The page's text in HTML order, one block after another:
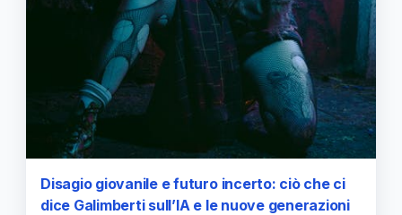
Disagio giovanile e futuro incerto: ciò che ci
dice Galimberti sull’IA e le nuove generazioni